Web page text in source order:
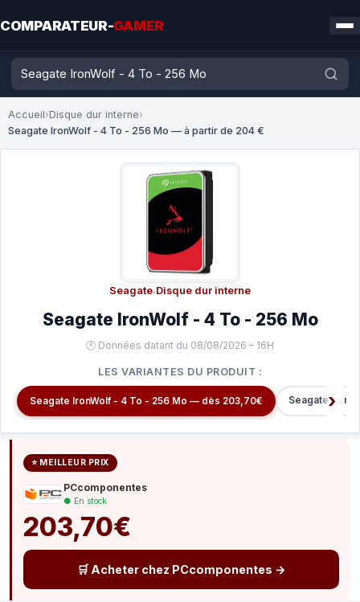
COMPARATEUR-GAMER
Accueil›Disque dur interne›
Seagate IronWolf - 4 To - 256 Mo — à partir de 204 €
Seagate·Disque dur interne
Seagate IronWolf - 4 To - 256 Mo
🕐 Données datant du 08/08/2026 – 16H
LES VARIANTES DU PRODUIT :
Seagate IronWolf - 4 To - 256 Mo — dès 203,70€ Seagate
⭐ MEILLEUR PRIX
PCcomponentes
● En stock
203,70€
🛒 Acheter chez PCcomponentes →